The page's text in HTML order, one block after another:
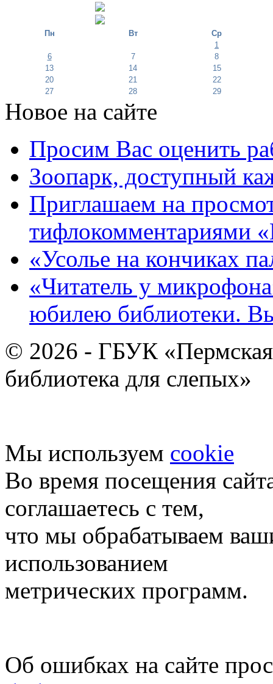
Пн Вт
Ср
1
6
7
8
13
14
15
20
21
22
27
28 29
Новое на сайте
Просим Вас оценить
Зоопарк, доступный
Приглашаем на
тифлокомментариями
«Усолье на кончиках
«Читатель у
юбилею библиотеки.
© 2026 - ГБУК «Пермская
библиотека для слепых»
Мы используем cookie
Во время посещения
соглашаетесь с тем,
что мы обрабатываем
использованием
метрических программ.
Об ошибках на сайте